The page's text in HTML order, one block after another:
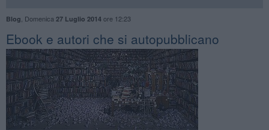
Blog Domenica 27 Luglio 2014ore 12:23
​Ebook e autori che si autopubblicano